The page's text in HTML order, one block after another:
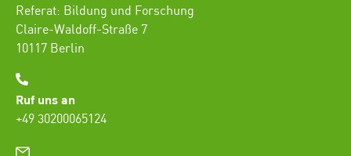
Referat: Bildung und Forschung
Claire-Waldoff-Straße 7
10117 Berlin
Ruf uns an
+49 30200065124